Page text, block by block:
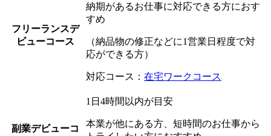
フリーランスデ
ビューコース
納期があるお仕事に対応できる方におす
すめ
（納品物の修正などに1営業日程度で対
応ができる方）
対応コース： 在宅ワークコース
副業デビューコ
1日4時間以内が目安
本業が他にある方、短時間のお仕事から